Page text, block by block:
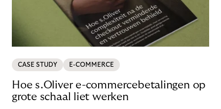
CASE STUDY E-COMMERCE
Hoe s.Oliver e-commercebetalingen op
grote schaal liet werken